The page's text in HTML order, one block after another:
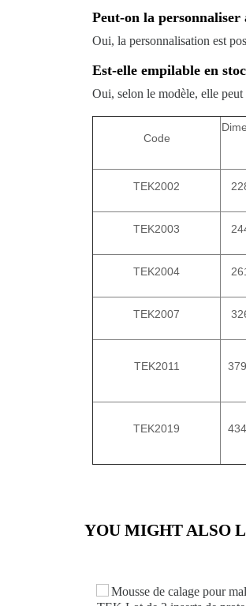
Peut-on la personnaliser
Oui, la personnalisation est
Est-elle empilable en
Oui, selon le modèle, elle peut
Code
TEK2002
TEK2003
TEK2004
TEK2007
TEK2011
TEK2019
YOU MIGHT ALSO